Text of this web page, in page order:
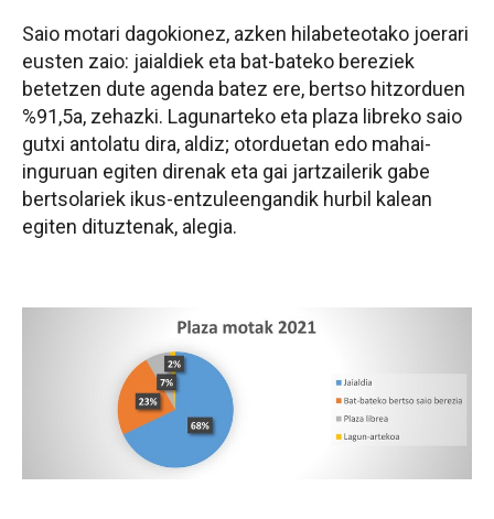
Saio motari dagokionez, azken hilabeteotako joerari
eusten zaio: jaialdiek eta bat-bateko bereziek
betetzen dute agenda batez ere, bertso hitzorduen
%91,5a, zehazki. Lagunarteko eta plaza libreko saio
gutxi antolatu dira, aldiz; otorduetan edo mahai-
inguruan egiten direnak eta gai jartzailerik gabe
bertsolariek ikus-entzuleengandik hurbil kalean
egiten dituztenak, alegia.